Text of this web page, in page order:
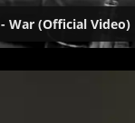
War (Official Video)